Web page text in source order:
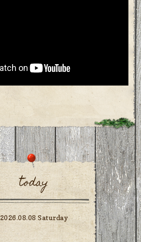
today
2026.08.08 Saturday